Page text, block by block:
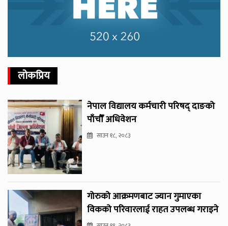
लोकप्रिय
नेपाल विद्यालय कर्मचारी परिषद् दाङको
पाँचौँ अधिवेशन
साउन १८, २०८३
गोरुको आक्रमणबाट ज्यान गुमाएका
विकको परिवारलाई राहत उपलब्ध गराइने